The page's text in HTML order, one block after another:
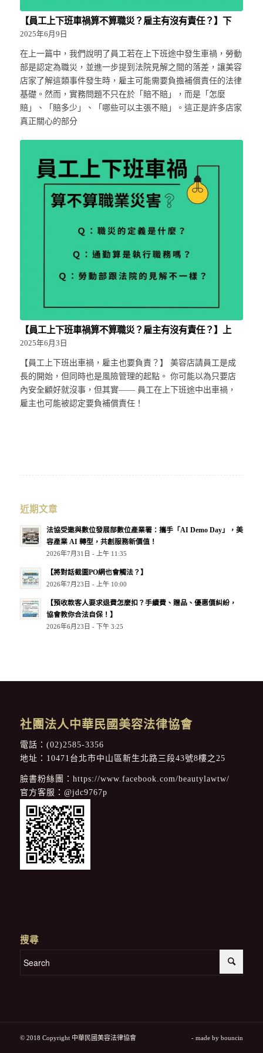
【員工上下班車禍算不算職災？雇主有沒有責任？】下
2025年6月9日
在上一篇中，我們說明了員工若在上下班途中發生車禍，勞動
部是認定為職災，並進一步提到法院見解之間的落差，讓美容
店家了解這類事件發生時，雇主可能需要負擔補償責任的法律
基礎。然而，實務問題不只在於「賠不賠」，而是「怎麼
賠」、「賠多少」、「哪些可以主張不賠」。這正是許多店家
真正關心的部分
【員工上下班車禍算不算職災？雇主有沒有責任？】上
2025年6月3日
【員工上下班出車禍，雇主也要負責？】 美容店請員工是成
長的開始，但同時也是風險管理的起點。 你可能以為只要店
內安全顧好就沒事，但其實—— 員工在上下班途中出車禍，
雇主也可能被認定要負補償責任！
近期文章
法協受邀與數位發展部數位產業署：攜手「AI Demo Day」，美
容產業 AI 轉型，共創服務新價值！
2026年7月31日 - 上午 11:35
【將對話截圖PO網也會觸法？】
2026年7月23日 - 上午 10:00
【預收款客人要求退費怎麼扣？手續費、贈品、優惠價糾紛，
協會教你合法自保！】
2026年6月23日 - 下午 3:25
社團法人中華民國美容法律協會
電話： (02)2585-3356
地址：10471台北市中山區新生北路三段43號8樓之25
臉書粉絲團： https://www.facebook.com/beautylawtw/
官方客服： @jdc9767p
搜尋
© 2018 Copyright 中華民國美容法律協會 - made bybouncin